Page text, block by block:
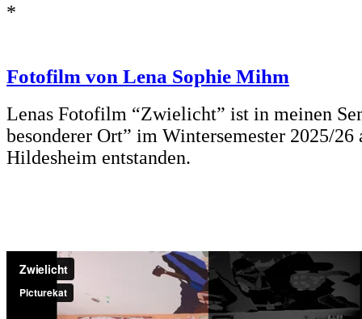
*
Fotofilm von Lena Sophie Mihm
Lenas Fotofilm “Zwielicht” ist in meinen
besonderer Ort” im Wintersemester 2025/
Hildesheim entstanden.